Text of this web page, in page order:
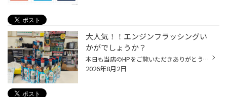
大人気！！エンジンフラッシングい
かがでしょうか？
本日も当店のHPをご覧いただきありがとうございます！ 最近お客様から大変人気なエンジンフラッシング作業をご紹介させていただきます 【作業手順】 まずはフラッシング剤を入れていきます！ 入れ終わったらエンジンをかけて15分ほど待ちます！！ ここで待つことでエンジン内に蓄積された煤などが洗...
2026年8月2日